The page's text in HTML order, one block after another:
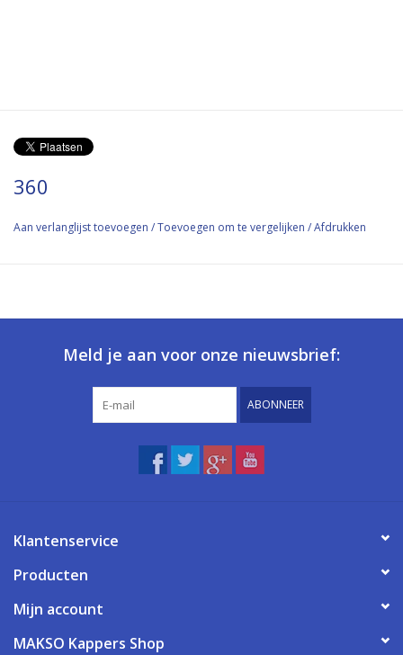
360
Aan verlanglijst toevoegen /Toevoegen om te vergelijken /Afdrukken
Meld je aan voor onze nieuwsbrief:
ABONNEER
Klantenservice
Producten
Mijn account
MAKSO Kappers Shop